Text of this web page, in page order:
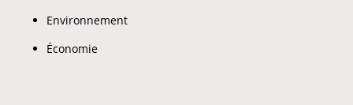
Environnement
Économie